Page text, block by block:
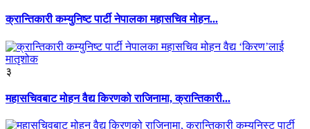
क्रान्तिकारी कम्युनिष्ट पार्टी नेपालका महासचिव मोहन...
३
महासचिवबाट मोहन वैद्य किरणको राजिनामा, क्रान्तिकारी...